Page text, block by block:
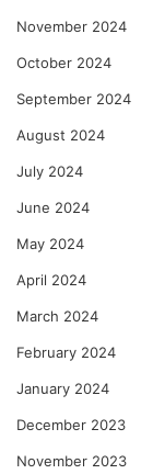
November 2024
October 2024
September 2024
August 2024
July 2024
June 2024
May 2024
April 2024
March 2024
February 2024
January 2024
December 2023
November 2023